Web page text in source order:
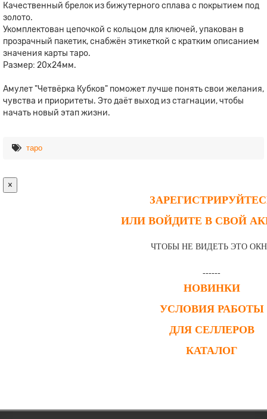
Качественный брелок из бижутерного сплава с покрытием под
золото.
Укомплектован цепочкой с кольцом для ключей, упакован в
прозрачный пакетик, снабжён этикеткой с кратким описанием
значения карты таро.
Размер: 20x24мм.
Амулет "Четвёрка Кубков" поможет лучше понять свои желания,
чувства и приоритеты. Это даёт выход из стагнации, чтобы
начать новый этап жизни.
таро
×
ИЛИ ВОЙДИТЕ В СВОЙ
ЧТОБЫ НЕ ВИДЕТЬ ЭТО
------
НОВИНКИ
УСЛОВИЯ РАБОТЫ
ДЛЯ СЕЛЛЕРОВ
КАТАЛОГ